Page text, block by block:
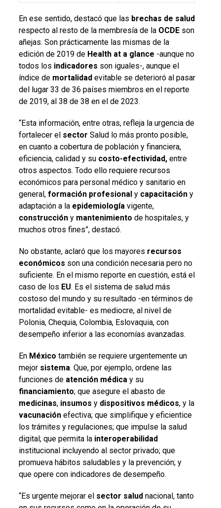
En ese sentido, destacó que las brechas de salud
respecto al resto de la membresía de la OCDEson
añejas. Son prácticamente las mismas de la
edición de 2019 de Health at a glance -aunque no
todos los indicadores son iguales-, aunque el
índice de mortalidadevitable se deterioró al pasar
del lugar 33 de 36 países miembros en el reporte
de 2019, al 38 de 38 en el de 2023.
“Esta información, entre otras, refleja la urgencia de
fortalecer el sector Salud lo más pronto posible,
en cuanto a cobertura de población y financiera,
eficiencia, calidad y su costo-efectividad,entre
otros aspectos. Todo ello requiere recursos
económicos para personal médico y sanitario en
general, formación profesionaly capacitacióny
adaptación a la epidemiología vigente,
construccióny mantenimiento de hospitales, y
muchos otros fines”, destacó.
No obstante, aclaró que los mayores recursos
económicos son una condición necesaria pero no
suficiente. En el mismo reporte en cuestión, está el
caso de los EU. Es el sistema de salud más
costoso del mundo y su resultado -en términos de
mortalidad evitable- es mediocre, al nivel de
Polonia, Chequia, Colombia, Eslovaquia, con
desempeño inferior a las economías avanzadas.
En México también se requiere urgentemente un
mejor sistema. Que, por ejemplo, ordene las
funciones de atención médica y su
financiamiento; que asegure el abasto de
medicinas, insumos y dispositivos médicos, y la
vacunaciónefectiva; que simplifique y eficientice
los trámites y regulaciones; que impulse la salud
digital; que permita la interoperabilidad
institucional incluyendo al sector privado; que
promueva hábitos saludables y la prevención; y
que opere con indicadores de desempeño.
“Es urgente mejorar el sector saludnacional, tanto